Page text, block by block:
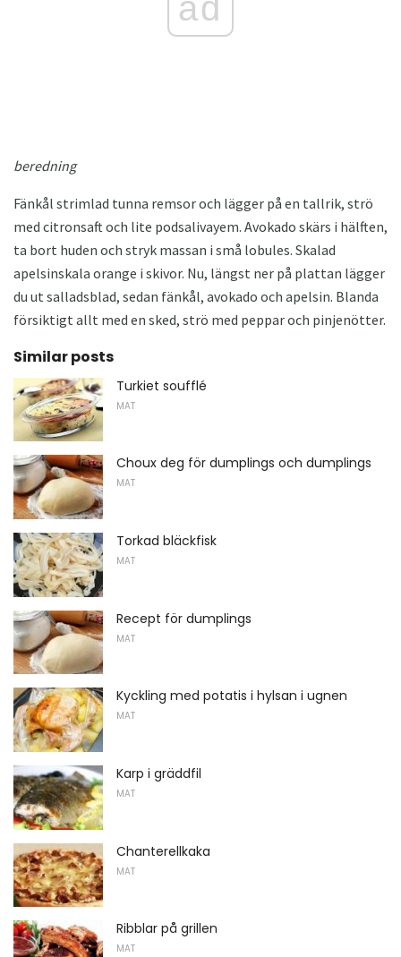
ad
beredning
Fänkål strimlad tunna remsor och lägger på en tallrik, strö
med citronsaft och lite podsalivayem. Avokado skärs i hälften,
ta bort huden och stryk massan i små lobules. Skalad
apelsinskala orange i skivor. Nu, längst ner på plattan lägger
du ut salladsblad, sedan fänkål, avokado och apelsin. Blanda
försiktigt allt med en sked, strö med peppar och pinjenötter.
Similar posts
Turkiet soufflé
MAT
Choux deg för dumplings och dumplings
MAT
Torkad bläckfisk
MAT
Recept för dumplings
MAT
Kyckling med potatis i hylsan i ugnen
MAT
Karp i gräddfil
MAT
Chanterellkaka
MAT
Ribblar på grillen
MAT